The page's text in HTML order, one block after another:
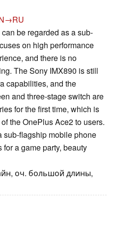
be regarded as a sub-
on high performance
and there is no
The Sony IMX890 is still
capabilities, and the
and three-stage switch are
for the first time, which is
the OnePlus Ace2 to users.
sub-flagship mobile phone
a game party, beauty
оч. большой длины,